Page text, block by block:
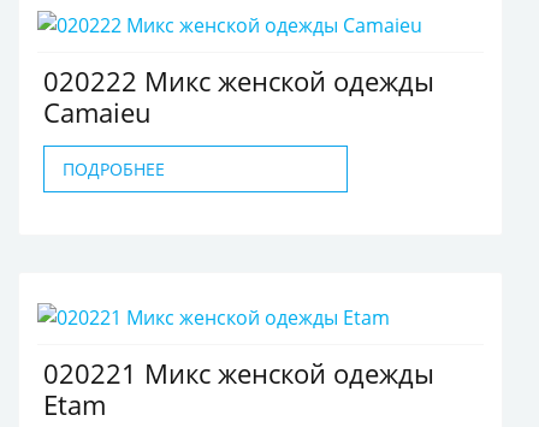
020222 Микс женской одежды
Camaieu
ПОДРОБНЕЕ
020221 Микс женской одежды
Etam